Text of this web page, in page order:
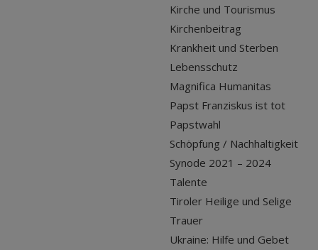
Kirche und Tourismus
Kirchenbeitrag
Krankheit und Sterben
Lebensschutz
Magnifica Humanitas
Papst Franziskus ist tot
Papstwahl
Schöpfung / Nachhaltigkeit
Synode 2021 – 2024
Talente
Tiroler Heilige und Selige
Trauer
Ukraine: Hilfe und Gebet